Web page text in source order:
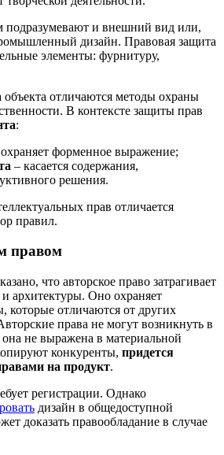
и внешний вид или,
дизайн. Правовая защита
элементы: фурнитуру,
объекта отличаются методы охраны
В контексте защиты прав
:
форменное выражение;
– касается содержания,
решения.
прав отличается
правил.
правом
что авторское право затрагивает
архитектуры. Оно охраняет
которые отличаются от других
права не могут возникнуть в
не выражена в материальной
конкуренты, придется
на продукт.
регистрации. Однако
дизайн в общедоступной
доказать правообладание в случае